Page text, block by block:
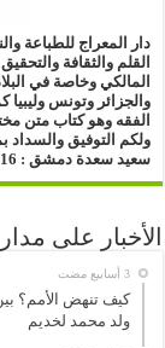
دار المعراج للطباعة
القلم والثقافة
المالكي وخاصة في
والجزائر وتونس وليبيا
الفقه وهو كتاب متن
ولكم التوفيق والسداد
سعيد سعدة دمشق : 16/ 10 /2020 م
الأخبار على
‏3 أسابيع مضت
كيف تنهض الأمم؟
ولد محمد لخديم